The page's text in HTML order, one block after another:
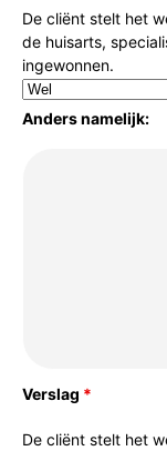
De cliënt stelt het
de huisarts,
ingewonnen.
Anders namelijk:
Verslag *
De cliënt stelt het